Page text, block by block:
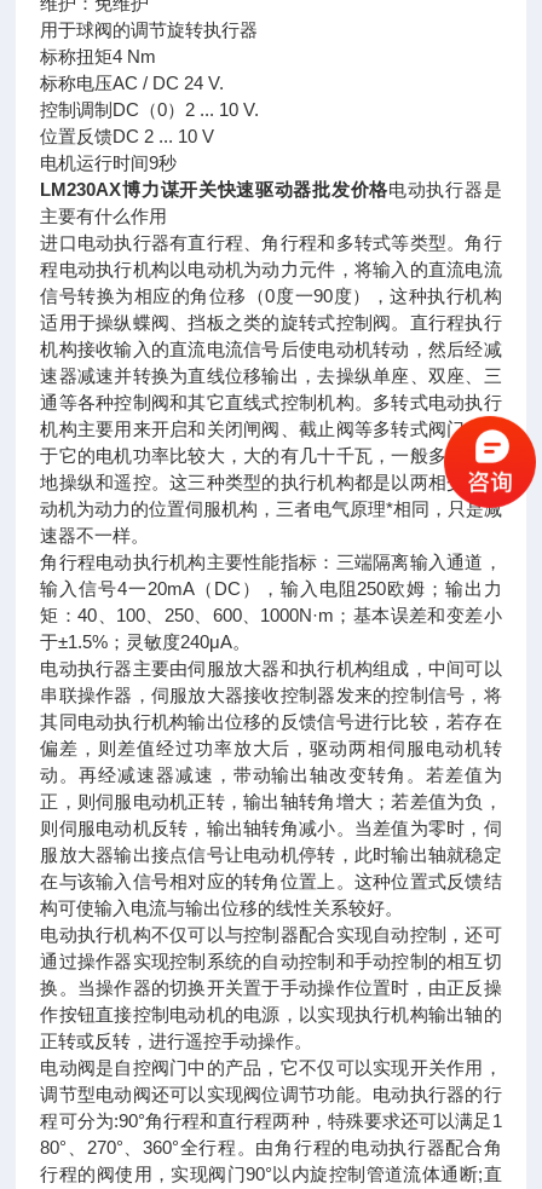
用于球阀的调节旋转执行器
标称扭矩4 Nm
标称电压AC / DC 24 V.
控制调制DC（0）2 ... 10 V.
位置反馈DC 2 ... 10 V
电机运行时间9秒
LM230AX博力谋开关快速驱动器批发价格电动执行器是
主要有什么作用
进口电动执行器有直行程、角行程和多转式等类型。角行
程电动执行机构以电动机为动力元件，将输入的直流电流
信号转换为相应的角位移（0度一90度），这种执行机构
适用于操纵蝶阀、挡板之类的旋转式控制阀。直行程执行
机构接收输入的直流电流信号后使电动机转动，然后经减
速器减速并转换为直线位移输出，去操纵单座、双座、三
通等各种控制阀和其它直线式控制机构。多转式电动执行
机构主要用来开启和关闭闸阀、截止阀等多转式阀门，由
于它的电机功率比较大，大的有几十千瓦，一般多用于就
地操纵和遥控。这三种类型的执行机构都是以两相交流电
动机为动力的位置伺服机构，三者电气原理*相同，只是减
速器不一样。
角行程电动执行机构主要性能指标：三端隔离输入通道，
输入信号4一20mA（DC），输入电阻250欧姆；输出力
矩：40、100、250、600、1000N·m；基本误差和变差小
于±1.5%；灵敏度240μA。
电动执行器主要由伺服放大器和执行机构组成，中间可以
串联操作器，伺服放大器接收控制器发来的控制信号，将
其同电动执行机构输出位移的反馈信号进行比较，若存在
偏差，则差值经过功率放大后，驱动两相伺服电动机转
动。再经减速器减速，带动输出轴改变转角。若差值为
正，则伺服电动机正转，输出轴转角增大；若差值为负，
则伺服电动机反转，输出轴转角减小。当差值为零时，伺
服放大器输出接点信号让电动机停转，此时输出轴就稳定
在与该输入信号相对应的转角位置上。这种位置式反馈结
构可使输入电流与输出位移的线性关系较好。
电动执行机构不仅可以与控制器配合实现自动控制，还可
通过操作器实现控制系统的自动控制和手动控制的相互切
换。当操作器的切换开关置于手动操作位置时，由正反操
作按钮直接控制电动机的电源，以实现执行机构输出轴的
正转或反转，进行遥控手动操作。
电动阀是自控阀门中的产品，它不仅可以实现开关作用，
调节型电动阀还可以实现阀位调节功能。电动执行器的行
程可分为:90°角行程和直行程两种，特殊要求还可以满足1
80°、270°、360°全行程。由角行程的电动执行器配合角
行程的阀使用，实现阀门90°以内旋控制管道流体通断;直